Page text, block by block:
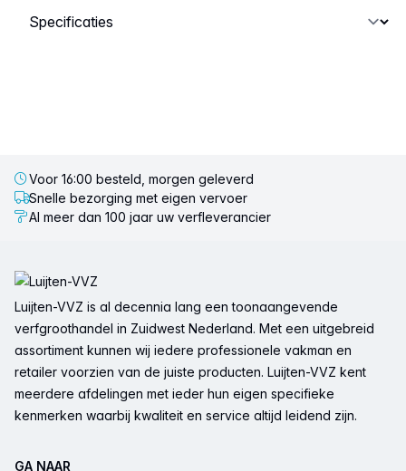
Selecteer een tabblad
Voor 16:00 besteld, morgen geleverd
Snelle bezorging met eigen vervoer
Al meer dan 100 jaar uw verfleverancier
Luijten-VVZ is al decennia lang een toonaangevende
verfgroothandel in Zuidwest Nederland. Met een uitgebreid
assortiment kunnen wij iedere professionele vakman en
retailer voorzien van de juiste producten. Luijten-VVZ kent
meerdere afdelingen met ieder hun eigen specifieke
kenmerken waarbij kwaliteit en service altijd leidend zijn.
GA NAAR